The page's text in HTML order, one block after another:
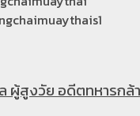
สูงวัย อดีตทหารกล้